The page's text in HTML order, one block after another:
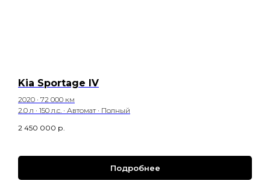
Kia Sportage IV
2020 · 72 000 км
2.0 л · 150 л.с. · Автомат · Полный
2 450 000 р.
Подробнее